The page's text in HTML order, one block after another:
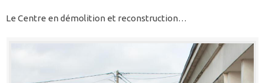
Le Centre en démolition et reconstruction…